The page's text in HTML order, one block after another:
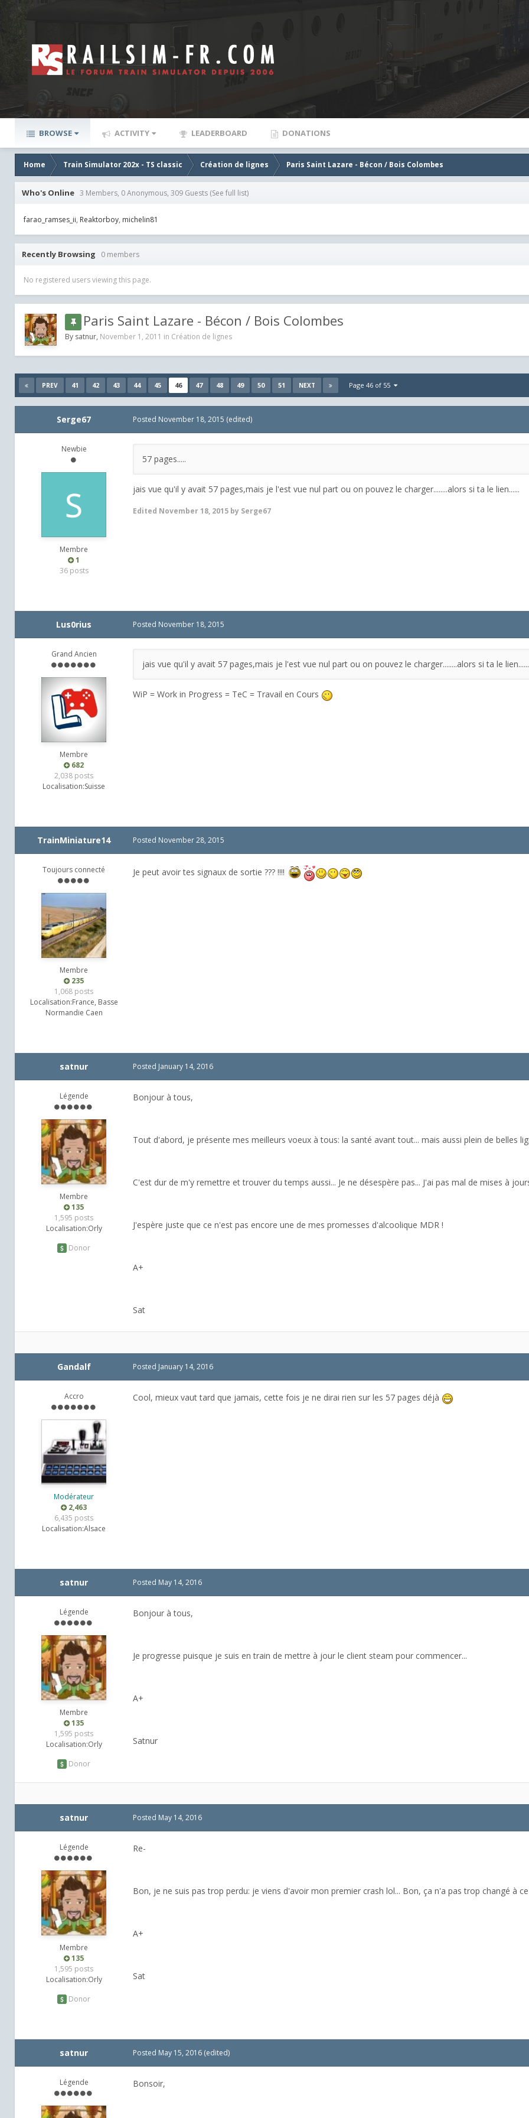
BROWSE ACTIVITY LEADERBOARD DONATIONS
Home Train Simulator 202x - TS classic Création de lignes Paris Saint Lazare - Bécon / Bois Colombes
Who's Online 3 Members, 0 Anonymous, 309 Guests (See full list)
farao_ramses_ii Reaktorboy michelin81
Recently Browsing 0 members
No registered users viewing this page.
Paris Saint Lazare - Bécon / Bois Colombes
By satnur, November 1, 2011 in Création de lignes
PREV 41 42 43 44 45 46 47 48 49 50 51 NEXT Page 46 of 55
Serge67
Newbie
Membre
1
36 posts
Posted November 18, 2015 (edited)
57 pages.....
jais vue qu'il y avait 57 pages,mais je l'est vue nul part ou on pouvez le charger........alors si ta le lien......
Edited November 18, 2015 by Serge67
Lus0rius
Grand Ancien
Membre
682
2,038 posts
Localisation:Suisse
Posted November 18, 2015
jais vue qu'il y avait 57 pages,mais je l'est vue nul part ou on pouvez le charger........alors si ta le lien......
WiP = Work in Progress = TeC = Travail en Cours
TrainMiniature14
Toujours connecté
Membre
235
1,068 posts
Localisation:France, Basse
Normandie Caen
Posted November 28, 2015
Je peut avoir tes signaux de sortie ??? !!!!
satnur
Légende
Membre
135
1,595 posts
Localisation:Orly
Donor
Posted January 14, 2016
Bonjour à tous,
Tout d'abord, je présente mes meilleurs voeux à tous: la santé avant tout... mais aussi plein de belles
C'est dur de m'y remettre et trouver du temps aussi... Je ne désespère pas... J'ai pas mal de mises à
J'espère juste que ce n'est pas encore une de mes promesses d'alcoolique MDR !
A+
Sat
Gandalf
Accro
Modérateur
2,463
6,435 posts
Localisation:Alsace
Posted January 14, 2016
Cool, mieux vaut tard que jamais, cette fois je ne dirai rien sur les 57 pages déjà
satnur
Légende
Membre
135
1,595 posts
Localisation:Orly
Donor
Posted May 14, 2016
Bonjour à tous,
Je progresse puisque je suis en train de mettre à jour le client steam pour commencer...
A+
Satnur
satnur
Légende
Membre
135
1,595 posts
Localisation:Orly
Donor
Posted May 14, 2016
Re-
Bon, je ne suis pas trop perdu: je viens d'avoir mon premier crash lol... Bon, ça n'a pas trop changé à
A+
Sat
satnur
Légende
Posted May 15, 2016 (edited)
Bonsoir,